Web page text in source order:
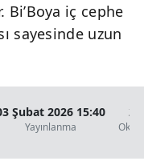
iç cephe
sayesinde uzun
Şubat 2026 15:40
Yayınlanma
2